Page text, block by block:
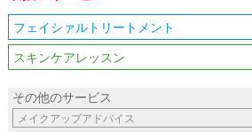
フェイシァルトリートメント
スキンケアレッスン
その他のサービス
メイクアップアドバイス